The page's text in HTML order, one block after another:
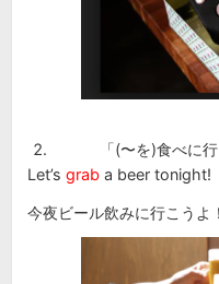
「(〜を)食べに行く
Let’s grab a beer tonight!
今夜ビール飲みに行こうよ！